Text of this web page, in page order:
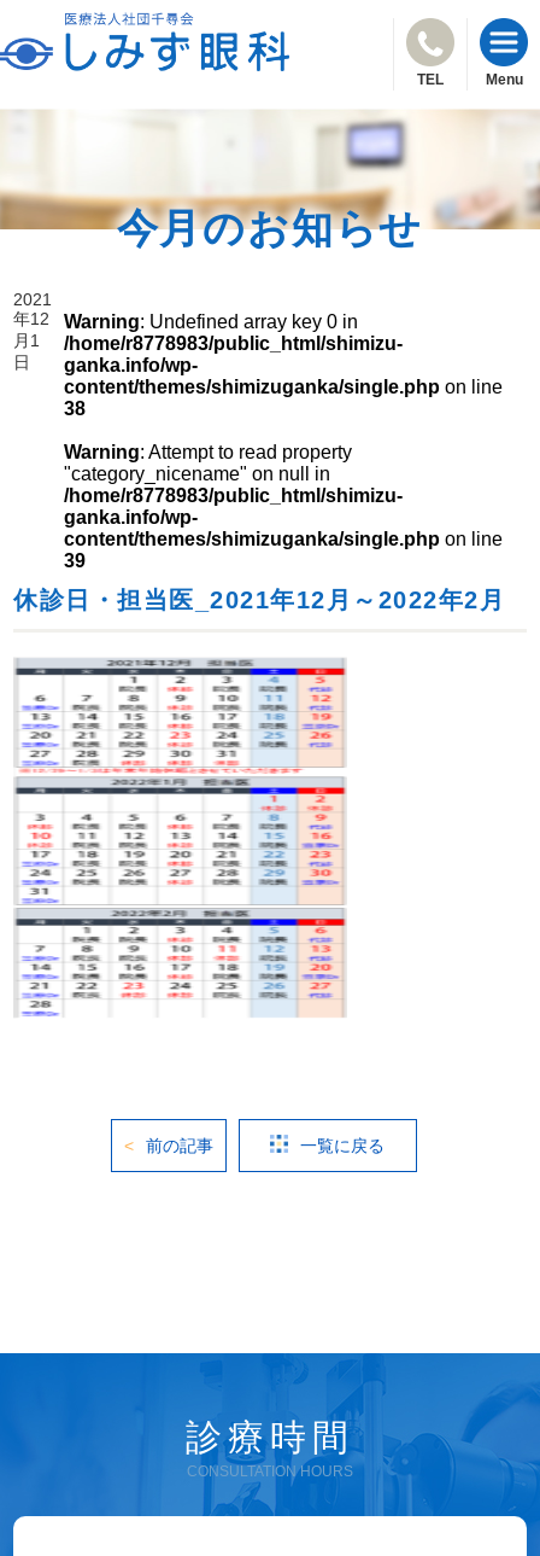
TEL Menu
今月のお知らせ
2021
年12
月1
日
Warning: Undefined array key 0 in
/home/r8778983/public_html/shimizu-
ganka.info/wp-
content/themes/shimizuganka/single.php on line
38
Warning: Attempt to read property
"category_nicename" on null in
/home/r8778983/public_html/shimizu-
ganka.info/wp-
content/themes/shimizuganka/single.php on line
39
休診日・担当医_2021年12月～2022年2月
前の記事 一覧に戻る
診療時間
CONSULTATION HOURS